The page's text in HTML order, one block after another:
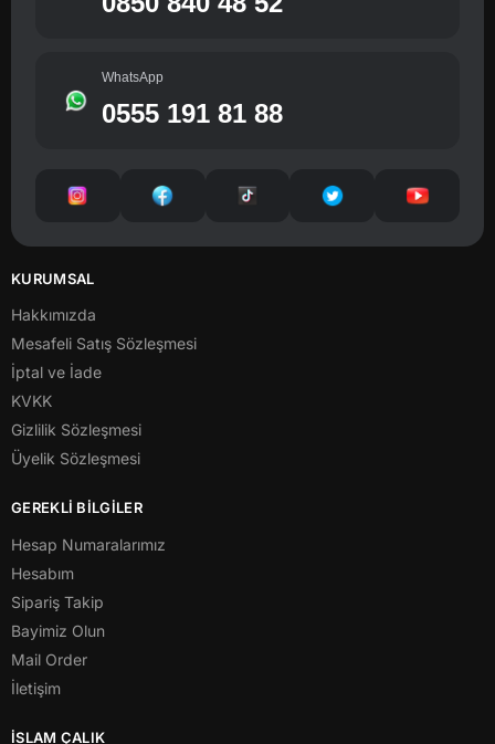
WhatsApp
0555 191 81 88
KURUMSAL
Hakkımızda
Mesafeli Satış Sözleşmesi
İptal ve İade
KVKK
Gizlilik Sözleşmesi
Üyelik Sözleşmesi
GEREKLİ BİLGİLER
Hesap Numaralarımız
Hesabım
Sipariş Takip
Bayimiz Olun
Mail Order
İletişim
İSLAM ÇALIK